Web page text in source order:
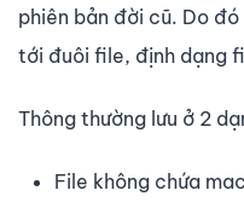
phiên bản đời cũ. Do
tới đuôi file, định dạng
Thông thường lưu ở 2
File không chứa